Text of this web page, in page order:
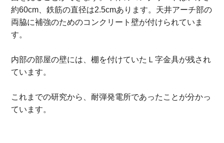
約60cm、鉄筋の直径は2.5cmあります。天井アーチ部の
両脇に補強のためのコンクリート壁が付けられていま
す。
内部の部屋の壁には、棚を付けていたＬ字金具が残され
ています。
これまでの研究から、耐弾発電所であったことが分かっ
ています。